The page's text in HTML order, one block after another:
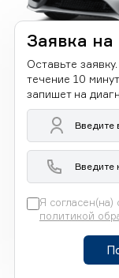
Заявка
Оставьте
течение 10
запишет на
Я согласен(на)
политикой